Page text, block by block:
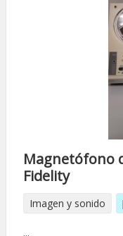
Magnetófono
Fidelity
Imagen y sonido
...